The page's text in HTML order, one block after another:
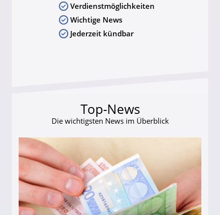
Verdienstmöglichkeiten
Wichtige News
Jederzeit kündbar
Top-News
Die wichtigsten News im Überblick